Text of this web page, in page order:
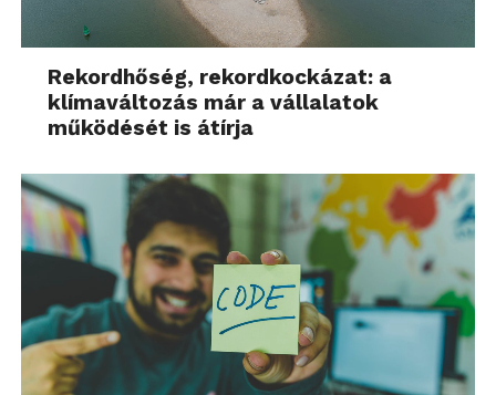
Rekordhőség, rekordkockázat: a
klímaváltozás már a vállalatok
működését is átírja